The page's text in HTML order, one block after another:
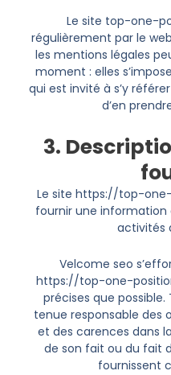
Le site top-one-
régulièrement par le
les mentions légales
moment : elles
qui est invité à s’y
d’en
3.
Le site https://top-
fournir une information
activités
Velcome seo
https://top-one-
précises que
tenue responsable des
et des carences dans
de son fait ou du fait
fournissent